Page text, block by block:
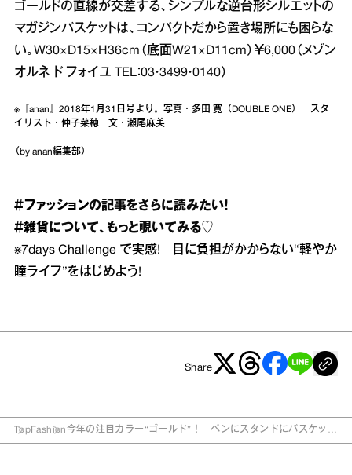
ゴールドの直線が交差する、シンプルな逆台形シルエットの
マガジンバスケットは、コンパクトだから置き場所にも困らな
い。W30×D15×H36cm（底面W21×D11cm）￥6,000（メゾン
オルネ ド フォイユ TEL：03・3499・0140）
※『anan』2018年1月31日号より。写真・多田 寛（DOUBLE ONE） スタ
イリスト・仲子菜穂 文・瀬尾麻美
（by anan編集部）
＃ファッションの記事をさらに読みたい！
＃雑貨について、もっと覗いてみる♡
※7days Challenge で実感! 目に負担がかからない“軽やか
瞳ライフ”をはじめよう!
Share
TopFashion今年の注目カラー“ゴールド”！ ペンにスタンドにバスケット